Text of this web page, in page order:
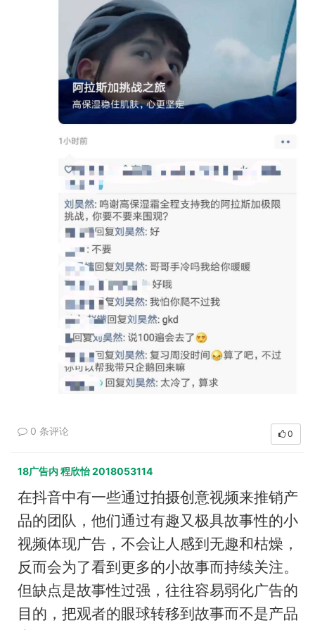
0 条评论 0
18广告内 程欣怡 2018053114
在抖音中有一些通过拍摄创意视频来推销产
品的团队，他们通过有趣又极具故事性的小
视频体现广告，不会让人感到无趣和枯燥，
反而会为了看到更多的小故事而持续关注。
但缺点是故事性过强，往往容易弱化广告的
目的，把观者的眼球转移到故事而不是产品